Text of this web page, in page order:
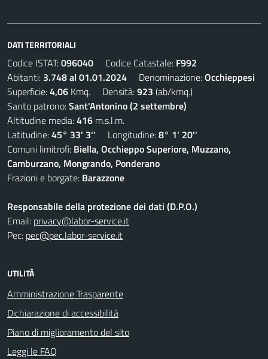
DATI TERRITORIALI
Codice ISTAT:096040 Codice Catastale: F992
Abitanti: 3.748 al 01.01.2024 Denominazione:Occhieppesi
Superficie:4,06 Kmq. Densità:923 (ab/kmq.)
Santo patrono:Sant'Antonino (2 settembre)
Altitudine media:416 m.s.l.m.
Latitudine:45° 33' 3'' Longitudine:8° 1' 20''
Comuni limitrofi: Biella, Occhieppo Superiore, Muzzano,
Camburzano, Mongrando, Ponderano
Frazioni e borgate: Barazzone
Responsabile della protezione dei dati (D.P.O.)
Email: privacy@labor-service.it
Pec: pec@pec.labor-service.it
UTILITÀ
Amministrazione Trasparente
Dichiarazione di accessibilità
Piano di miglioramento del sito
Leggi le FAQ